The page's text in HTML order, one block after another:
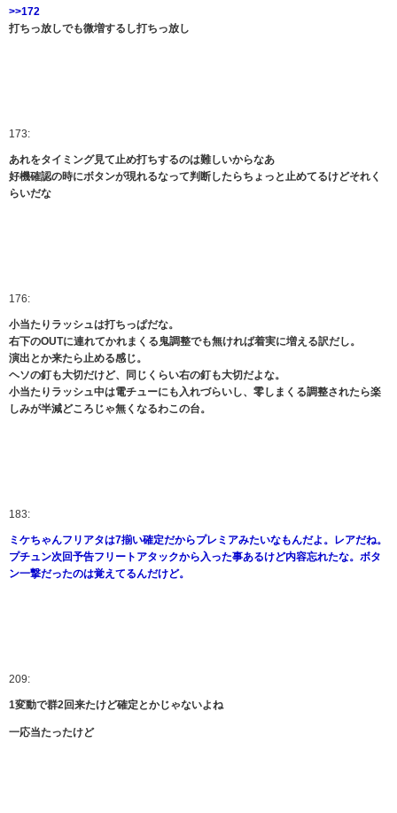
>>172
打ちっ放しでも微増するし打ちっ放し
173:
あれをタイミング見て止め打ちするのは難しいからなあ
好機確認の時にボタンが現れるなって判断したらちょっと止めてるけどそれく
らいだな
176:
小当たりラッシュは打ちっぱだな。
右下のOUTに連れてかれまくる鬼調整でも無ければ着実に増える訳だし。
演出とか来たら止める感じ。
ヘソの釘も大切だけど、同じくらい右の釘も大切だよな。
小当たりラッシュ中は電チューにも入れづらいし、零しまくる調整されたら楽
しみが半減どころじゃ無くなるわこの台。
183:
ミケちゃんフリアタは7揃い確定だからプレミアみたいなもんだよ。レアだね。
プチュン次回予告フリートアタックから入った事あるけど内容忘れたな。ボタ
ン一撃だったのは覚えてるんだけど。
209:
1変動で群2回来たけど確定とかじゃないよね
一応当たったけど